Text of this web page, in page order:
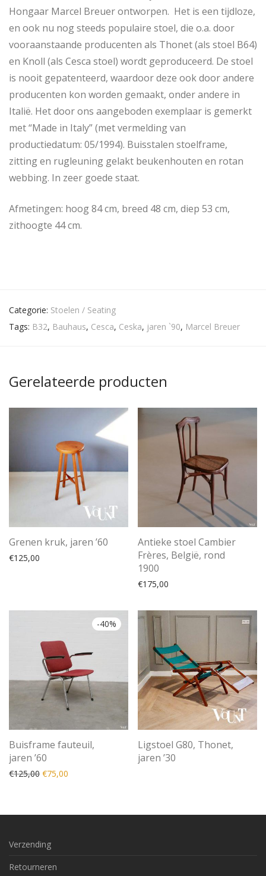
Hongaar Marcel Breuer ontworpen. Het is een tijdloze,
en ook nu nog steeds populaire stoel, die o.a. door
vooraanstaande producenten als Thonet (als stoel B64)
en Knoll (als Cesca stoel) wordt geproduceerd. De stoel
is nooit gepatenteerd, waardoor deze ook door andere
producenten kon worden gemaakt, onder andere in
Italië. Het door ons aangeboden exemplaar is gemerkt
met “Made in Italy” (met vermelding van
productiedatum: 05/1994). Buisstalen stoelframe,
zitting en rugleuning gelakt beukenhouten en rotan
webbing. In zeer goede staat.
Afmetingen: hoog 84 cm, breed 48 cm, diep 53 cm,
zithoogte 44 cm.
Categorie: Stoelen / Seating
Tags: B32, Bauhaus, Cesca, Ceska, jaren `90, Marcel Breuer
Gerelateerde producten
Grenen kruk, jaren ’60
€125,00
Antieke stoel Cambier
Frères, België, rond
1900
€175,00
-40%
Buisframe fauteuil,
jaren ’60
€125,00 Oorspronkelijke prijs was: €125,00.
€75,00
Ligstoel G80, Thonet,
jaren ’30
Verzending
Retourneren